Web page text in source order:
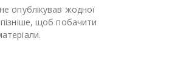
опублікував жодної
щоб побачити